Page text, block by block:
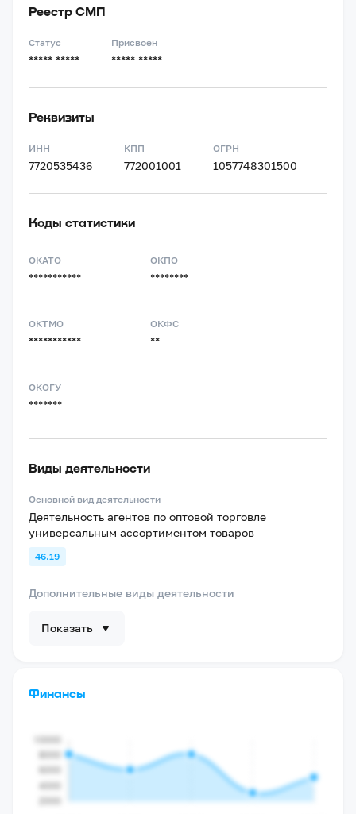
Реестр СМП
Статус
***** *****
Присвоен
***** *****
Реквизиты
ИНН
7720535436
КПП
772001001
ОГРН
1057748301500
Коды статистики
ОКАТО
***********
ОКПО
********
ОКТМО
***********
ОКФС
**
ОКОГУ
*******
Виды деятельности
Основной вид деятельности
Деятельность агентов по оптовой торговле
универсальным ассортиментом товаров
46.19
Дополнительные виды деятельности
Показать
Финансы